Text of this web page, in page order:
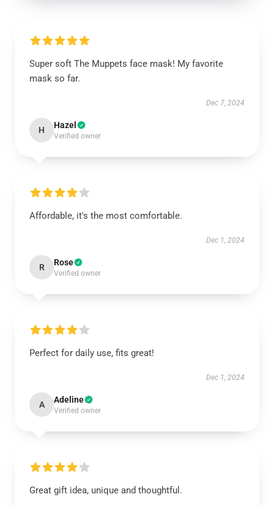
Super soft The Muppets face mask! My favorite
mask so far.
Dec 7, 2024
H Hazel
Verified owner
Affordable, it's the most comfortable.
Dec 1, 2024
R Rose
Verified owner
Perfect for daily use, fits great!
Dec 1, 2024
A Adeline
Verified owner
Great gift idea, unique and thoughtful.